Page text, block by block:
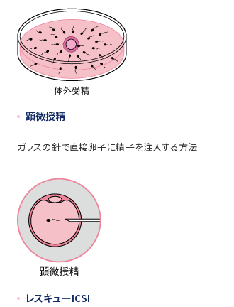
顕微授精
ガラスの針で直接卵子に精子を注入する方法
レスキューICSI